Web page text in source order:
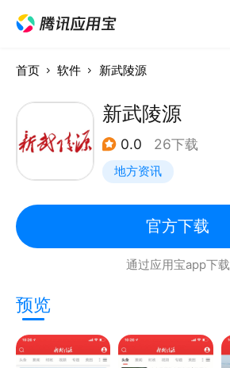
首页 软件 新武陵源
新武陵源
0.0 26下载
地方资讯
官方下载
通过应用宝app下载
预览